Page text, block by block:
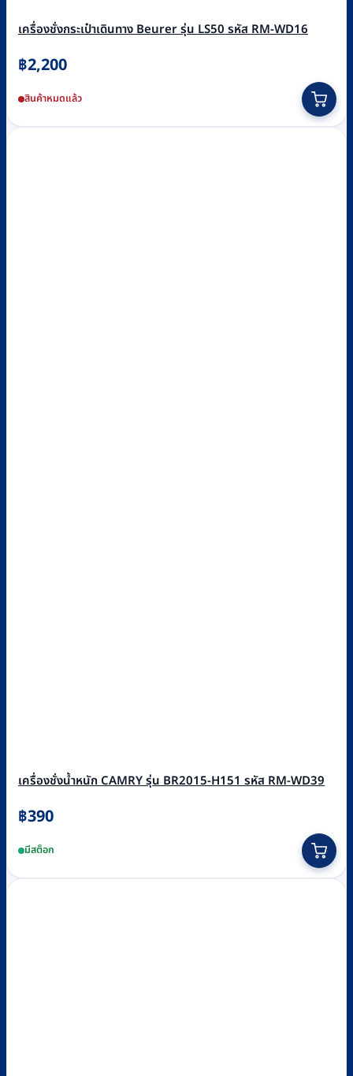
เครื่องชั่งกระเป๋าเดินทาง Beurer รุ่น LS50 รหัส RM-WD16
฿2,200
สินค้าหมดแล้ว
เครื่องชั่งน้ำหนัก CAMRY รุ่น BR2015-H151 รหัส RM-WD39
฿390
มีสต็อก